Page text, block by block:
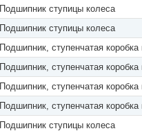
Подшипник ступицы колеса
Подшипник ступицы колеса
Подшипник, ступенчатая коробка
Подшипник, ступенчатая коробка
Подшипник, ступенчатая коробка
Подшипник, ступенчатая коробка
Подшипник ступицы колеса